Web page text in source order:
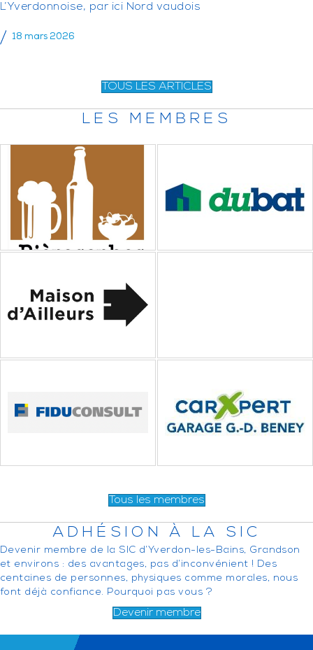
L’Yverdonnoise, par ici Nord vaudois
18 mars 2026
TOUS LES ARTICLES
LES MEMBRES
Tous les membres
ADHÉSION À LA SIC
Devenir membre de la SIC d’Yverdon-les-Bains, Grandson
et environs : des avantages, pas d’inconvénient ! Des
centaines de personnes, physiques comme morales, nous
font déjà confiance. Pourquoi pas vous ?
Devenir membre